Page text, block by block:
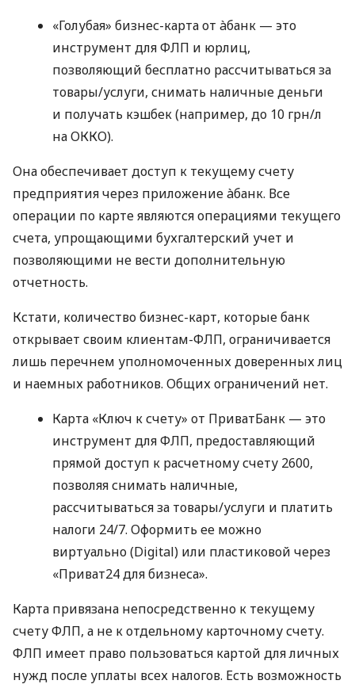
«Голубая» бизнес-карта от àбанк — это
инструмент для ФЛП и юрлиц,
позволяющий бесплатно рассчитываться за
товары/услуги, снимать наличные деньги
и получать кэшбек (например, до 10 грн/л
на ОККО).
Она обеспечивает доступ к текущему счету
предприятия через приложение àбанк. Все
операции по карте являются операциями текущего
счета, упрощающими бухгалтерский учет и
позволяющими не вести дополнительную
отчетность.
Кстати, количество бизнес-карт, которые банк
открывает своим клиентам-ФЛП, ограничивается
лишь перечнем уполномоченных доверенных лиц
и наемных работников. Общих ограничений нет.
Карта «Ключ к счету» от ПриватБанк — это
инструмент для ФЛП, предоставляющий
прямой доступ к расчетному счету 2600,
позволяя снимать наличные,
рассчитываться за товары/услуги и платить
налоги 24/7. Оформить ее можно
виртуально (Digital) или пластиковой через
«Приват24 для бизнеса».
Карта привязана непосредственно к текущему
счету ФЛП, а не к отдельному карточному счету.
ФЛП имеет право пользоваться картой для личных
нужд после уплаты всех налогов. Есть возможность